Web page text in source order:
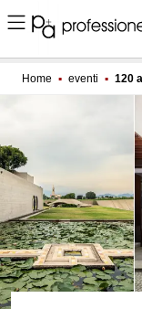
Home ▪ eventi ▪ 120